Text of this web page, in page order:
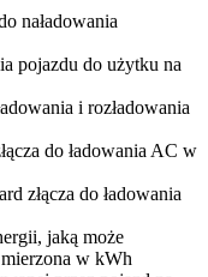
naładowania
pojazdu do użytku na
i rozładowania
do ładowania AC w
złącza do ładowania
jaką może
w kWh